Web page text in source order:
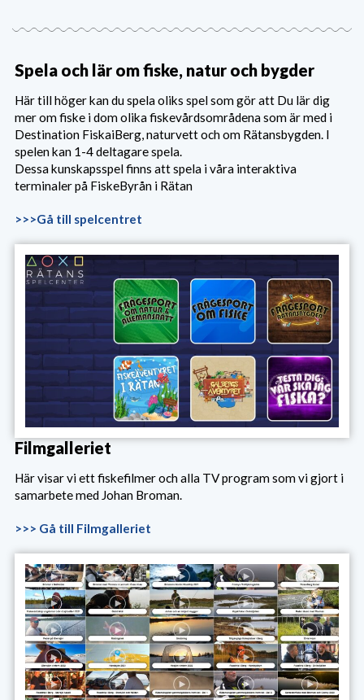
Spela och lär om fiske, natur och bygder
Här till höger kan du spela oliks spel som gör att Du lär dig
mer om fiske i dom olika fiskevårdsområdena som är med i
Destination FiskaiBerg, naturvett och om Rätansbygden. I
spelen kan 1-4 deltagare spela.
Dessa kunskapsspel finns att spela i våra interaktiva
terminaler på FiskeByrån i Rätan
>>>Gå till spelcentret
Filmgalleriet
Här visar vi ett fiskefilmer och alla TV program som vi gjort i
samarbete med Johan Broman.
>>> Gå till Filmgalleriet